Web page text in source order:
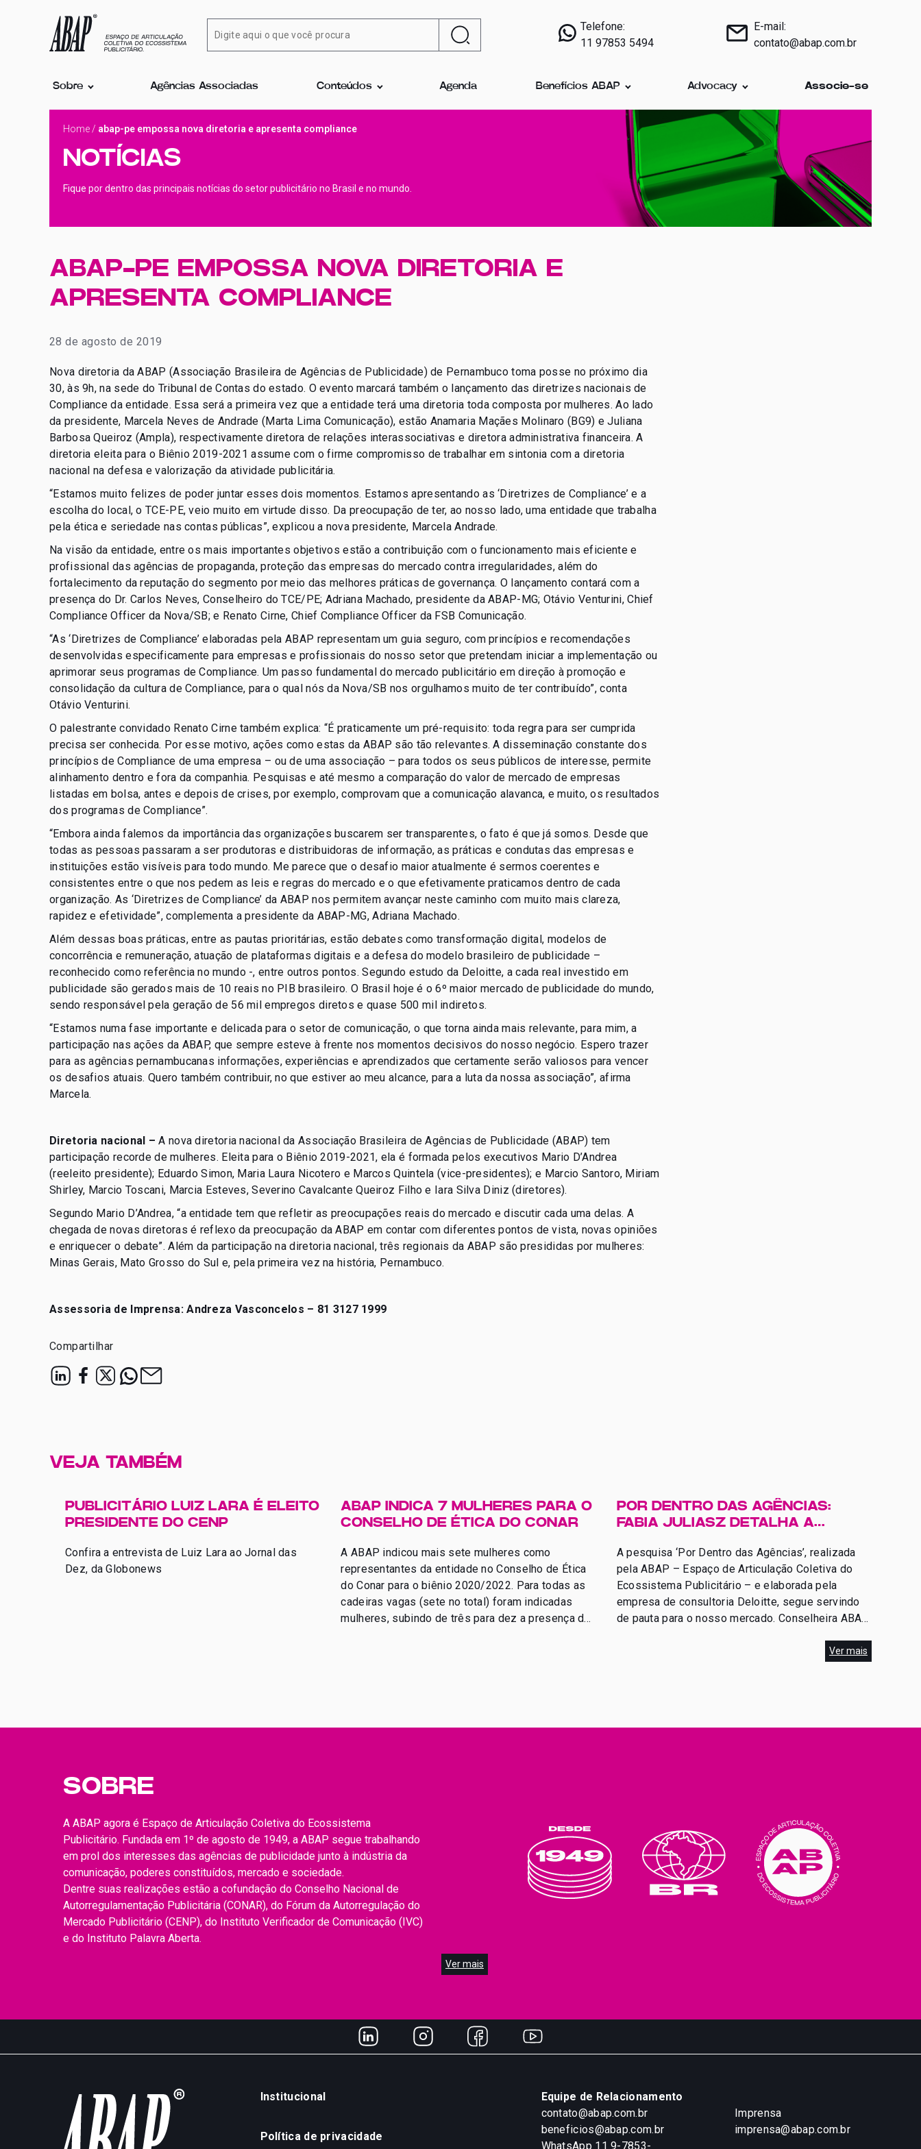
Telefone:
11 97853 5494
E-mail:
contato@abap.com.br
Sobre Agências Associadas Conteúdos Agenda Benefícios ABAP Advocacy Associe-se
Home / abap-pe empossa nova diretoria e apresenta compliance
NOTÍCIAS
Fique por dentro das principais notícias do setor publicitário no Brasil e no mundo.
ABAP-PE EMPOSSA NOVA DIRETORIA E
APRESENTA COMPLIANCE
28 de agosto de 2019
Nova diretoria da ABAP (Associação Brasileira de Agências de Publicidade) de Pernambuco toma posse no próximo dia
30, às 9h, na sede do Tribunal de Contas do estado. O evento marcará também o lançamento das diretrizes nacionais de
Compliance da entidade. Essa será a primeira vez que a entidade terá uma diretoria toda composta por mulheres. Ao lado
da presidente, Marcela Neves de Andrade (Marta Lima Comunicação), estão Anamaria Maçães Molinaro (BG9) e Juliana
Barbosa Queiroz (Ampla), respectivamente diretora de relações interassociativas e diretora administrativa financeira. A
diretoria eleita para o Biênio 2019-2021 assume com o firme compromisso de trabalhar em sintonia com a diretoria
nacional na defesa e valorização da atividade publicitária.
“Estamos muito felizes de poder juntar esses dois momentos. Estamos apresentando as ‘Diretrizes de Compliance’ e a
escolha do local, o TCE-PE, veio muito em virtude disso. Da preocupação de ter, ao nosso lado, uma entidade que trabalha
pela ética e seriedade nas contas públicas”, explicou a nova presidente, Marcela Andrade.
Na visão da entidade, entre os mais importantes objetivos estão a contribuição com o funcionamento mais eficiente e
profissional das agências de propaganda, proteção das empresas do mercado contra irregularidades, além do
fortalecimento da reputação do segmento por meio das melhores práticas de governança. O lançamento contará com a
presença do Dr. Carlos Neves, Conselheiro do TCE/PE; Adriana Machado, presidente da ABAP-MG; Otávio Venturini, Chief
Compliance Officer da Nova/SB; e Renato Cirne, Chief Compliance Officer da FSB Comunicação.
“As ‘Diretrizes de Compliance’ elaboradas pela ABAP representam um guia seguro, com princípios e recomendações
desenvolvidas especificamente para empresas e profissionais do nosso setor que pretendam iniciar a implementação ou
aprimorar seus programas de Compliance. Um passo fundamental do mercado publicitário em direção à promoção e
consolidação da cultura de Compliance, para o qual nós da Nova/SB nos orgulhamos muito de ter contribuído”, conta
Otávio Venturini.
O palestrante convidado Renato Cirne também explica: “É praticamente um pré-requisito: toda regra para ser cumprida
precisa ser conhecida. Por esse motivo, ações como estas da ABAP são tão relevantes. A disseminação constante dos
princípios de Compliance de uma empresa – ou de uma associação – para todos os seus públicos de interesse, permite
alinhamento dentro e fora da companhia. Pesquisas e até mesmo a comparação do valor de mercado de empresas
listadas em bolsa, antes e depois de crises, por exemplo, comprovam que a comunicação alavanca, e muito, os resultados
dos programas de Compliance”.
“Embora ainda falemos da importância das organizações buscarem ser transparentes, o fato é que já somos. Desde que
todas as pessoas passaram a ser produtoras e distribuidoras de informação, as práticas e condutas das empresas e
instituições estão visíveis para todo mundo. Me parece que o desafio maior atualmente é sermos coerentes e
consistentes entre o que nos pedem as leis e regras do mercado e o que efetivamente praticamos dentro de cada
organização. As ‘Diretrizes de Compliance’ da ABAP nos permitem avançar neste caminho com muito mais clareza,
rapidez e efetividade”, complementa a presidente da ABAP-MG, Adriana Machado.
Além dessas boas práticas, entre as pautas prioritárias, estão debates como transformação digital, modelos de
concorrência e remuneração, atuação de plataformas digitais e a defesa do modelo brasileiro de publicidade –
reconhecido como referência no mundo -, entre outros pontos. Segundo estudo da Deloitte, a cada real investido em
publicidade são gerados mais de 10 reais no PIB brasileiro. O Brasil hoje é o 6º maior mercado de publicidade do mundo,
sendo responsável pela geração de 56 mil empregos diretos e quase 500 mil indiretos.
“Estamos numa fase importante e delicada para o setor de comunicação, o que torna ainda mais relevante, para mim, a
participação nas ações da ABAP, que sempre esteve à frente nos momentos decisivos do nosso negócio. Espero trazer
para as agências pernambucanas informações, experiências e aprendizados que certamente serão valiosos para vencer
os desafios atuais. Quero também contribuir, no que estiver ao meu alcance, para a luta da nossa associação”, afirma
Marcela.
Diretoria nacional – A nova diretoria nacional da Associação Brasileira de Agências de Publicidade (ABAP) tem
participação recorde de mulheres. Eleita para o Biênio 2019-2021, ela é formada pelos executivos Mario D’Andrea
(reeleito presidente); Eduardo Simon, Maria Laura Nicotero e Marcos Quintela (vice-presidentes); e Marcio Santoro, Miriam
Shirley, Marcio Toscani, Marcia Esteves, Severino Cavalcante Queiroz Filho e Iara Silva Diniz (diretores).
Segundo Mario D’Andrea, “a entidade tem que refletir as preocupações reais do mercado e discutir cada uma delas. A
chegada de novas diretoras é reflexo da preocupação da ABAP em contar com diferentes pontos de vista, novas opiniões
e enriquecer o debate”. Além da participação na diretoria nacional, três regionais da ABAP são presididas por mulheres:
Minas Gerais, Mato Grosso do Sul e, pela primeira vez na história, Pernambuco.
Assessoria de Imprensa: Andreza Vasconcelos – 81 3127 1999
Compartilhar
VEJA TAMBÉM
PUBLICITÁRIO LUIZ LARA É ELEITO
PRESIDENTE DO CENP
Confira a entrevista de Luiz Lara ao Jornal das
Dez, da Globonews
ABAP INDICA 7 MULHERES PARA O
CONSELHO DE ÉTICA DO CONAR
A ABAP indicou mais sete mulheres como
representantes da entidade no Conselho de Ética
do Conar para o biênio 2020/2022. Para todas as
cadeiras vagas (sete no total) foram indicadas
mulheres, subindo de três para dez a presença de
POR DENTRO DAS AGÊNCIAS:
FABIA JULIASZ DETALHA A
A pesquisa ‘Por Dentro das Agências’, realizada
pela ABAP – Espaço de Articulação Coletiva do
Ecossistema Publicitário – e elaborada pela
empresa de consultoria Deloitte, segue servindo
de pauta para o nosso mercado. Conselheira ABAP,
Associação Brasileira dos Agentes DigitaisVer mais
SOBRE
A ABAP agora é Espaço de Articulação Coletiva do Ecossistema
Publicitário. Fundada em 1º de agosto de 1949, a ABAP segue trabalhando
em prol dos interesses das agências de publicidade junto à indústria da
comunicação, poderes constituídos, mercado e sociedade.
Dentre suas realizações estão a cofundação do Conselho Nacional de
Autorregulamentação Publicitária (CONAR), do Fórum da Autorregulação do
Mercado Publicitário (CENP), do Instituto Verificador de Comunicação (IVC)
e do Instituto Palavra Aberta.
Ver mais
Institucional
Política de privacidade
Equipe de Relacionamento
contato@abap.com.br
beneficios@abap.com.br
WhatsApp 11 9-7853-
Imprensa
imprensa@abap.com.br